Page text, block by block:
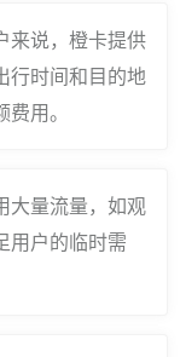
来说，橙卡提供
行时间和目的地
用。
大量流量，如观
用户的临时需